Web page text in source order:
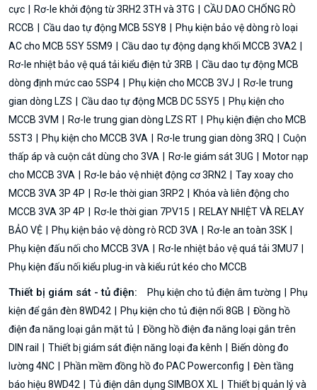
cực
Rơ-le khởi động từ 3RH2 3TH và 3TG
CẦU DAO CHỐNG RÒ
RCCB
Cầu dao tự động MCB 5SY8
Phụ kiện bảo vệ dòng rò loại
AC cho MCB 5SY 5SM9
Cầu dao tự động dạng khối MCCB 3VA2
Rơ-le nhiệt bảo vệ quá tải kiểu điện tử 3RB
Cầu dao tự động MCB
dòng định mức cao 5SP4
Phụ kiện cho MCCB 3VJ
Rơ-le trung
gian dòng LZS
Cầu dao tự động MCB DC 5SY5
Phụ kiện cho
MCCB 3VM
Rơ-le trung gian dòng LZS RT
Phụ kiện điện cho MCB
5ST3
Phụ kiện cho MCCB 3VA Rơ-le trung gian dòng 3RQ
Cuộn
thấp áp và cuộn cắt dùng cho 3VA
Rơ-le giám sát 3UG
Motor nạp
cho MCCB 3VA
Rơ-le bảo vệ nhiệt động cơ 3RN2
Tay xoay cho
MCCB 3VA 3P 4P
Rơ-le thời gian 3RP2
Khóa và liên động cho
MCCB 3VA 3P 4P
Rơ-le thời gian 7PV15
RELAY NHIỆT VÀ RELAY
BẢO VỆ
Phụ kiện bảo vệ dòng rò RCD 3VA
Rơ-le an toàn 3SK
Phụ kiện đấu nối cho MCCB 3VA
Rơ-le nhiệt bảo vệ quá tải 3MU7
Phụ kiện đấu nối kiểu plug-in và kiểu rút kéo cho MCCB
Thiết bị giám sát - tủ điện: Phụ kiện cho tủ điện âm tường
Phụ
kiện để gắn đèn 8WD42
Phụ kiện cho tủ điện nổi 8GB
Đồng hồ
điện đa năng loại gắn mặt tủ
Đồng hồ điện đa năng loại gắn trên
DIN rail
Thiết bị giám sát điện năng loại đa kênh
Biến dòng đo
lường 4NC
Phần mềm đồng hồ đo PAC Powerconfig
Đèn tầng
báo hiệu 8WD42
Tủ điện dân dụng SIMBOX XL Thiết bị quản lý và